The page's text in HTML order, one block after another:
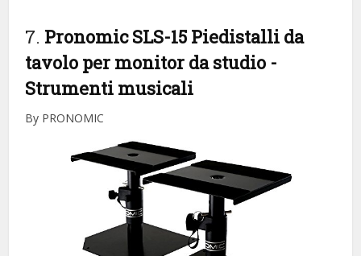
7. Pronomic SLS-15 Piedistalli da
tavolo per monitor da studio -
Strumenti musicali
By PRONOMIC